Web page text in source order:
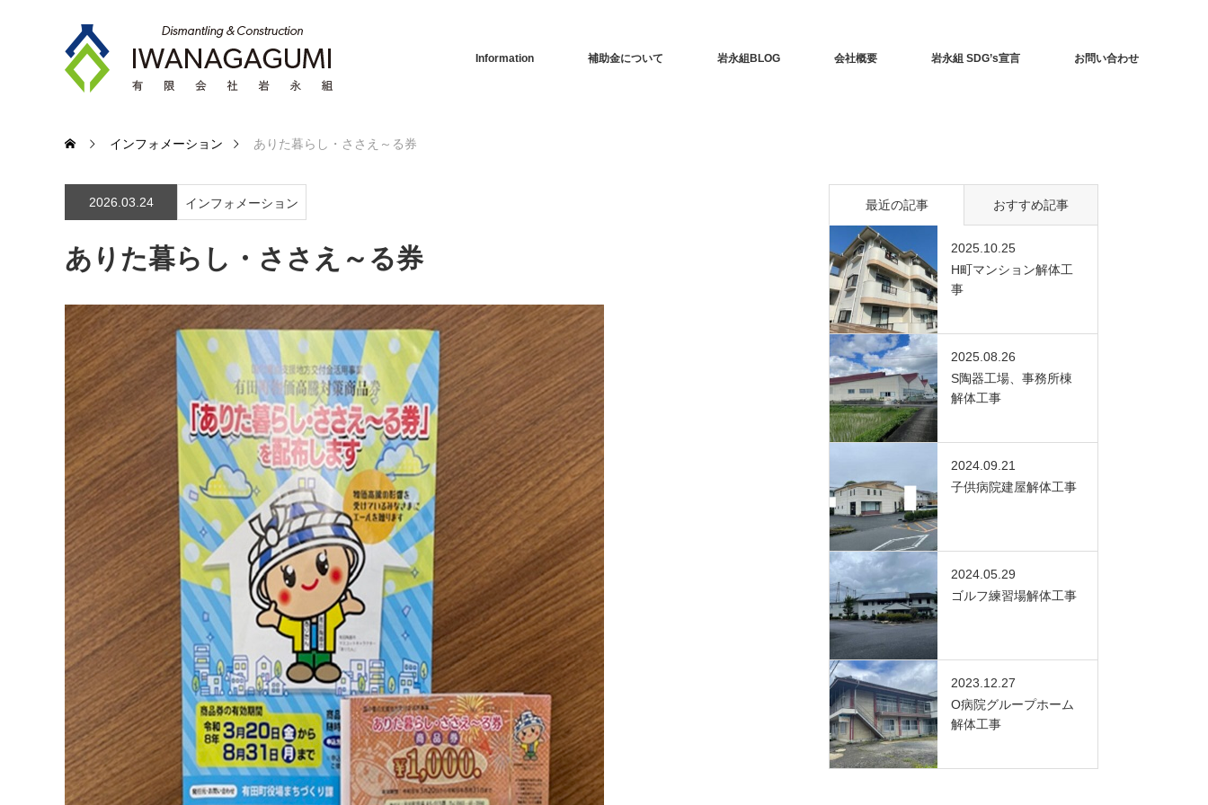
Information 補助金について 岩永組BLOG 会社概要 岩永組 SDG’s宣言 お問い合わせ
インフォメーション ありた暮らし・ささえ～る券
2026.03.24 インフォメーション
ありた暮らし・ささえ～る券
最近の記事 おすすめ記事
2025.10.25
H町マンション解体工
事
2025.08.26
S陶器工場、事務所棟
解体工事
2024.09.21
子供病院建屋解体工事
2024.05.29
ゴルフ練習場解体工事
2023.12.27
O病院グループホーム
解体工事